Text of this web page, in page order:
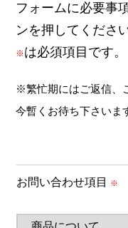
フォームに必要事
ンを押してください
※は必須項目です。
※繁忙期にはご返信、
今暫くお待ち下さいま
お問い合わせ項目 ※